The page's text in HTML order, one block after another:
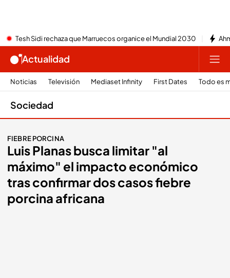
Tesh Sidi rechaza que Marruecos organice el Mundial 2030
Actualidad
Noticias Televisión Mediaset Infinity First Dates Todo es
Sociedad
FIEBRE PORCINA
Luis Planas busca limitar "al
máximo" el impacto económico
tras confirmar dos casos fiebre
porcina africana